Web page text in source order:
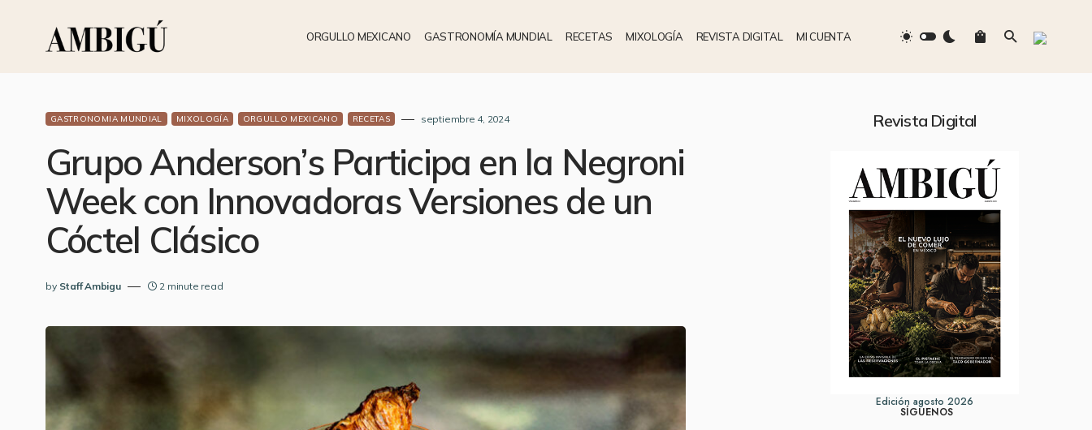
ORGULLO MEXICANO GASTRONOMÍA MUNDIAL RECETAS MIXOLOGÍA REVISTA DIGITAL MI CUENTA
GASTRONOMIA MUNDIAL MIXOLOGÍA ORGULLO MEXICANO RECETAS septiembre 4, 2024
Grupo Anderson’s Participa en la Negroni
Week con Innovadoras Versiones de un
Cóctel Clásico
by Staff Ambigu 2 minute read
Revista Digital
Edición agosto 2026
SÍGUENOS